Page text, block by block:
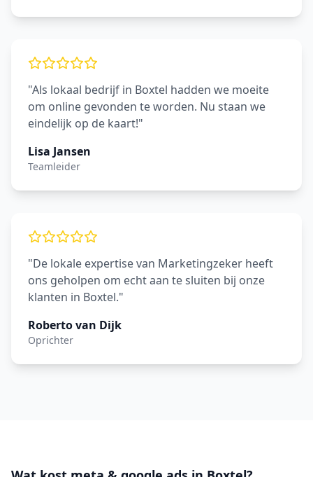
"Als lokaal bedrijf in Boxtel hadden we moeite
om online gevonden te worden. Nu staan we
eindelijk op de kaart!"
Lisa Jansen
Teamleider
"De lokale expertise van Marketingzeker heeft
ons geholpen om echt aan te sluiten bij onze
klanten in Boxtel."
Roberto van Dijk
Oprichter